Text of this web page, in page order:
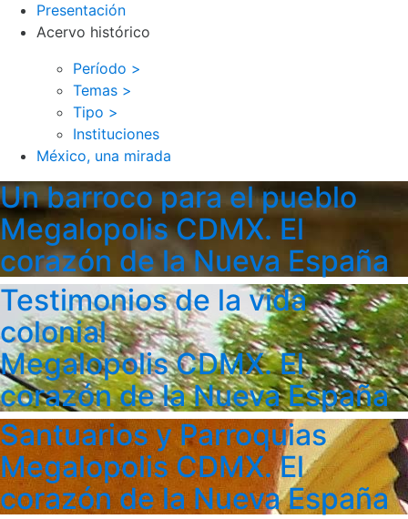
Presentación
Acervo histórico
Período >
Temas >
Tipo >
Instituciones
México, una mirada
Un barroco para el pueblo
Megalopolis CDMX. El
corazón de la Nueva España
Testimonios de la vida
colonial
Megalopolis CDMX. El
corazón de la Nueva España
Santuarios y Parroquias
Megalopolis CDMX. El
corazón de la Nueva España